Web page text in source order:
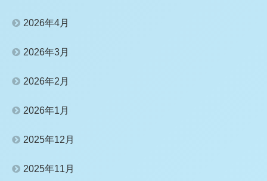
2026年4月
2026年3月
2026年2月
2026年1月
2025年12月
2025年11月